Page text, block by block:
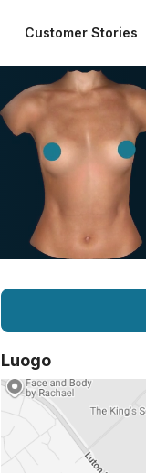
Customer Stories
Luogo